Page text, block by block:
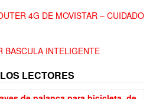
4G DE MOVISTAR – CUIDADO
BASCULA INTELIGENTE
LECTORES